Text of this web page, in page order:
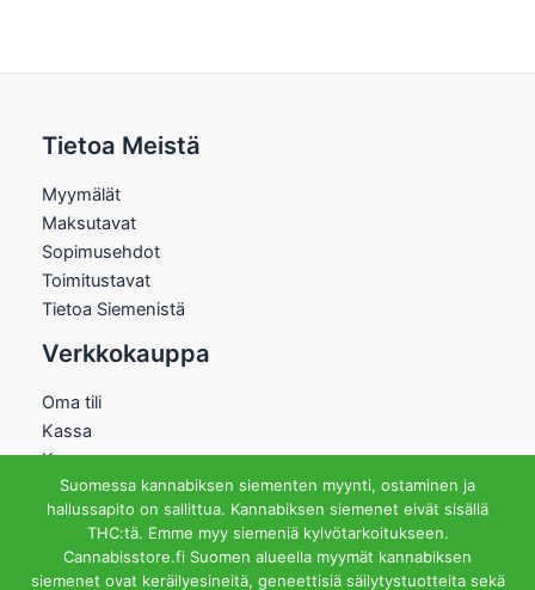
Tietoa Meistä
Myymälät
Maksutavat
Sopimusehdot
Toimitustavat
Tietoa Siemenistä
Verkkokauppa
Oma tili
Kassa
Kauppa
Ostoskori
Helsingin Myymälä
Aukioloajat
Suomessa kannabiksen siementen myynti, ostaminen ja
hallussapito on sallittua. Kannabiksen siemenet eivät sisällä
THC:tä. Emme myy siemeniä kylvötarkoitukseen.
Cannabisstore.fi Suomen alueella myymät kannabiksen
siemenet ovat keräilyesineitä, geneettisiä säilytystuotteita sekä